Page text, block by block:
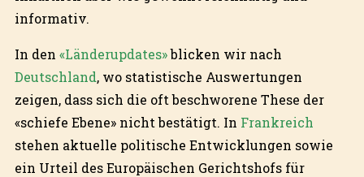
informativ.
In den «Länderupdates»blicken wir nach
Deutschland, wo statistische Auswertungen
zeigen, dass sich die oft beschworene These der
«schiefe Ebene» nicht bestätigt. In Frankreich
stehen aktuelle politische Entwicklungen sowie
ein Urteil des Europäischen Gerichtshofs für